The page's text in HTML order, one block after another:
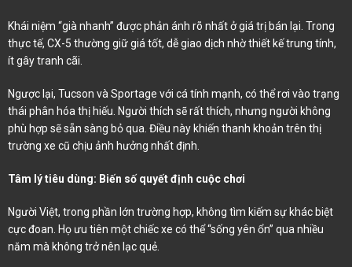
Khái niệm “già nhanh” được phản ánh rõ nhất ở giá trị bán lại. Trong
thực tế, CX-5 thường giữ giá tốt, dễ giao dịch nhờ thiết kế trung tính,
ít gây tranh cãi.
Ngược lại, Tucson và Sportage với cá tính mạnh, có thể rơi vào trạng
thái phân hóa thị hiếu. Người thích sẽ rất thích, nhưng người không
phù hợp sẽ sẵn sàng bỏ qua. Điều này khiến thanh khoản trên thị
trường xe cũ chịu ảnh hưởng nhất định.
Tâm lý tiêu dùng: Biến số quyết định cuộc chơi
Người Việt, trong phần lớn trường hợp, không tìm kiếm sự khác biệt
cực đoan. Họ ưu tiên một chiếc xe có thể “sống yên ổn” qua nhiều
năm mà không trở nên lạc quẻ.